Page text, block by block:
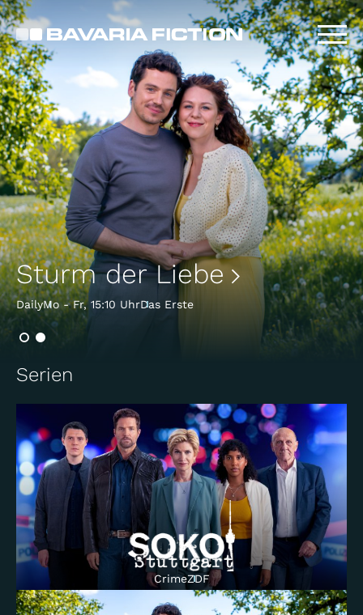
Direkt
zum
Inhalt
Sturm der Liebe
DailyMo - Fr, 15:10 UhrDas Erste
Serien
CrimeZDF